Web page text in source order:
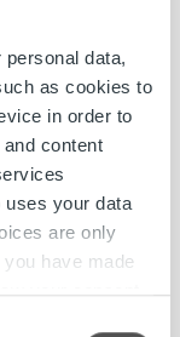
data,
as cookies to
in order to
content
uses your data
are only
have made
your consent